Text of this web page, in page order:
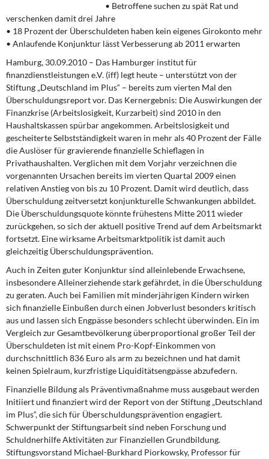
Eurokrise und Griechenland
DIE LINKE
Weitere Themen
Memo-Gruppe
Institut Solidarische Moderne
Rosa-Luxemburg-Stiftung
Über mich
Kontakt
• Betroffene suchen zu spät Rat und
verschenken damit drei Jahre
• 18 Prozent der Überschuldeten haben kein eigenes Girokonto mehr
• Anlaufende Konjunktur lässt Verbesserung ab 2011 erwarten
Hamburg, 30.09.2010 – Das Hamburger institut für
finanzdienstleistungen e.V. (iff) legt heute – unterstützt von der
Stiftung „Deutschland im Plus“ – bereits zum vierten Mal den
Überschuldungsreport vor. Das Kernergebnis: Die Auswirkungen der
Finanzkrise (Arbeitslosigkeit, Kurzarbeit) sind 2010 in den
Haushaltskassen spürbar angekommen. Arbeitslosigkeit und
gescheiterte Selbstständigkeit waren in mehr als 40 Prozent der Fälle
die Auslöser für gravierende finanzielle Schieflagen in
Privathaushalten. Verglichen mit dem Vorjahr verzeichnen die
vorgenannten Ursachen bereits im vierten Quartal 2009 einen
relativen Anstieg von bis zu 10 Prozent. Damit wird deutlich, dass
Überschuldung zeitversetzt konjunkturelle Schwankungen abbildet.
Die Überschuldungsquote könnte frühestens Mitte 2011 wieder
zurückgehen, so sich der aktuell positive Trend auf dem Arbeitsmarkt
fortsetzt. Eine wirksame Arbeitsmarktpolitik ist damit auch
gleichzeitig Überschuldungsprävention.
Auch in Zeiten guter Konjunktur sind alleinlebende Erwachsene,
insbesondere Alleinerziehende stark gefährdet, in die Überschuldung
zu geraten. Auch bei Familien mit minderjährigen Kindern wirken
sich finanzielle Einbußen durch einen Jobverlust besonders kritisch
aus und lassen sich Engpässe besonders schlecht überwinden. Ein im
Vergleich zur Gesamtbevölkerung überproportional großer Teil der
Überschuldeten ist mit einem Pro-Kopf-Einkommen von
durchschnittlich 836 Euro als arm zu bezeichnen und hat damit
keinen Spielraum, kurzfristige Liquiditätsengpässe abzufedern.
Finanzielle Bildung als Präventivmaßnahme muss ausgebaut werden
Initiiert und finanziert wird der Report von der Stiftung „Deutschland
im Plus“, die sich für Überschuldungsprävention engagiert.
Schwerpunkt der Stiftungsarbeit sind neben Forschung und
Schuldnerhilfe Aktivitäten zur Finanziellen Grundbildung.
Stiftungsvorstand Michael-Burkhard Piorkowsky, Professor für